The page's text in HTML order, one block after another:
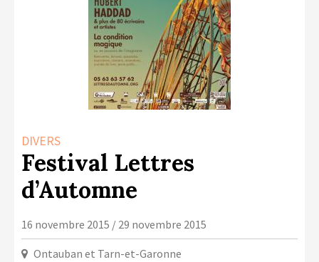
PROJET
LA COPIE PRIVÉE
NUMÉRIQUE
LA CULTURE AVEC LA COPIE
PRIVÉE
DIVERS
Festival Lettres
d’Automne
16 novembre 2015 / 29 novembre 2015
Ontauban et Tarn-et-Garonne